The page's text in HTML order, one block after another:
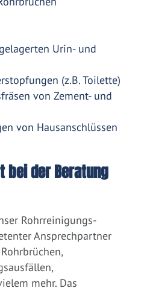
Urin- und
(z.B. Toilette)
von Zement- und
von Hausanschlüssen
bei der Beratung
Rohrreinigungs-
Ansprechpartner
mehr. Das